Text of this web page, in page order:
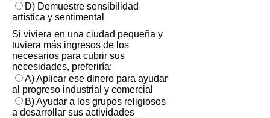
D) Demuestre sensibilidad
artística y sentimental
Si viviera en una ciudad pequeña y
tuviera más ingresos de los
necesarios para cubrir sus
necesidades, preferiría:
A) Aplicar ese dinero para ayudar
al progreso industrial y comercial
B) Ayudar a los grupos religiosos
a desarrollar sus actividades